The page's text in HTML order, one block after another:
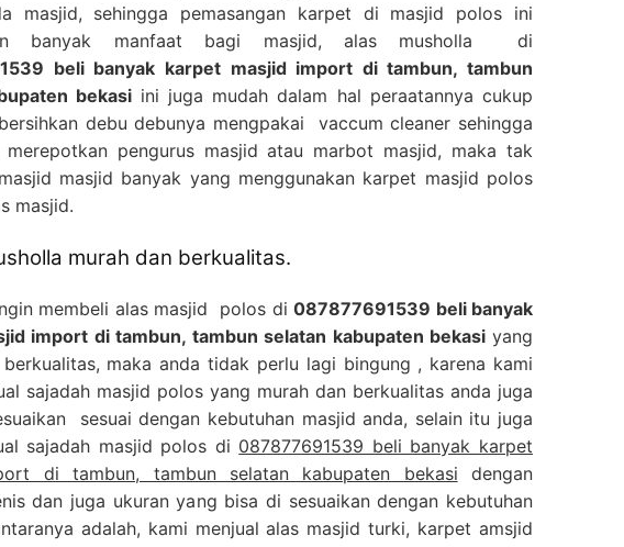
masjid, sehingga pemasangan karpet di masjid polos ini
banyak manfaat bagi masjid, alas musholla di
beli banyak karpet masjid import di tambun, tambun
bekasi ini juga mudah dalam hal peraatannya cukup
debu debunya mengpakai vaccum cleaner sehingga
pengurus masjid atau marbot masjid, maka tak
masjid banyak yang menggunakan karpet masjid polos
masjid.
murah dan berkualitas.
membeli alas masjid polos di087877691539 beli banyak
import di tambun, tambun selatan kabupaten bekasi yang
maka anda tidak perlu lagi bingung , karena kami
sajadah masjid polos yang murah dan berkualitas anda juga
sesuai dengan kebutuhan masjid anda, selain itu juga
sajadah masjid polos di 087877691539 beli banyak karpet
di tambun, tambun selatan kabupaten bekasi dengan
dan juga ukuran yang bisa di sesuaikan dengan kebutuhan
adalah, kami menjual alas masjid turki, karpet amsjid